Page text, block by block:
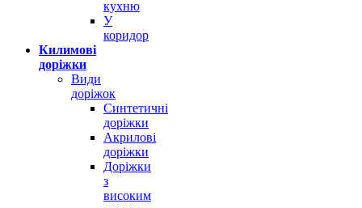
кухню
У
коридор
Килимові
доріжки
Види
доріжок
Синтетичні
доріжки
Акрилові
доріжки
Доріжки
з
високим